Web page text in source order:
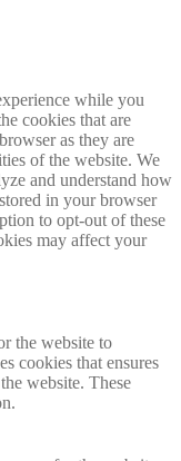
while you
cookies that are
as they are
of the website. We
and understand how
in your browser
to opt-out of these
may affect your
the website to
cookies that ensures
website. These